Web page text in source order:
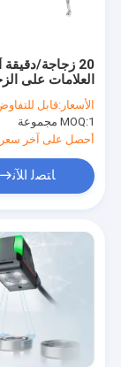
20 زجاجة/
العلامات على
المستديرة
الأسعار:قابل
MOQ:1 مجموعة
أحصل على آخر سعر
ﺎﺘﺼﻟ ﺍﻶﻧ